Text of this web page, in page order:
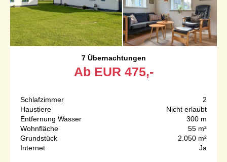
7 Übernachtungen
Ab EUR 475,-
Schlafzimmer
2
Haustiere
Nicht erlaubt
Entfernung Wasser
300 m
Wohnfläche
55 m²
Grundstück
2.050 m²
Internet
Ja